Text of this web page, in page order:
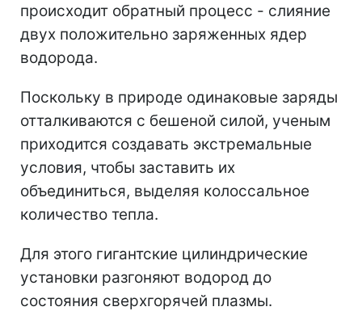
происходит обратный процесс - слияние
двух положительно заряженных ядер
водорода.
Поскольку в природе одинаковые заряды
отталкиваются с бешеной силой, ученым
приходится создавать экстремальные
условия, чтобы заставить их
объединиться, выделяя колоссальное
количество тепла.
Для этого гигантские цилиндрические
установки разгоняют водород до
состояния сверхгорячей плазмы.